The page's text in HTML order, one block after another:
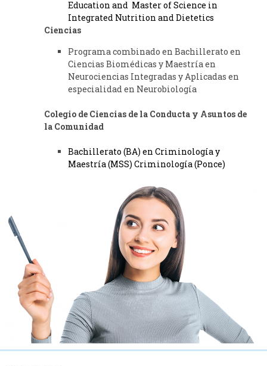
Education and Master of Science in
Integrated Nutrition and Dietetics
Ciencias
Programa combinado en Bachillerato en
Ciencias Biomédicas y Maestría en
Neurociencias Integradas y Aplicadas en
especialidad en Neurobiología
Colegio de Ciencias de la Conducta y Asuntos de
la Comunidad
Bachillerato (BA) en Criminología y
Maestría (MSS) Criminología (Ponce)